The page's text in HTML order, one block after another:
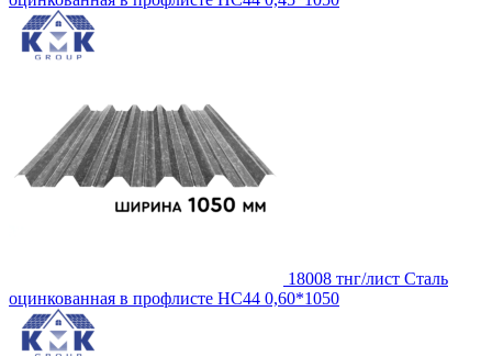
18008 тнг/лист Сталь
оцинкованная в профлисте НС44 0,60*1050